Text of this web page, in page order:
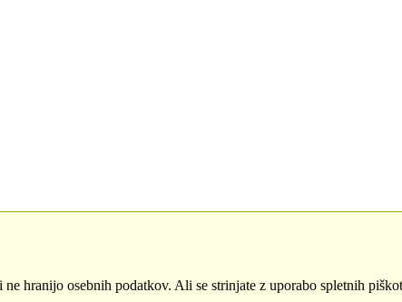
hranijo osebnih podatkov. Ali se strinjate z uporabo spletnih